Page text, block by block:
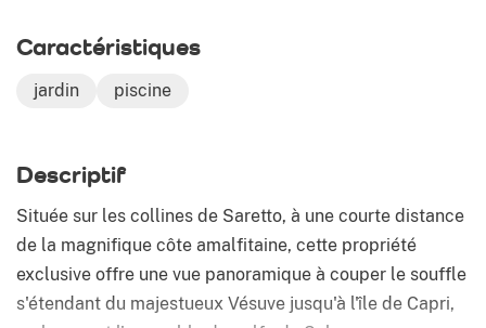
Caractéristiques
jardin piscine
Descriptif
Située sur les collines de Saretto, à une courte distance
de la magnifique côte amalfitaine, cette propriété
exclusive offre une vue panoramique à couper le souffle
s'étendant du majestueux Vésuve jusqu'à l'île de Capri,